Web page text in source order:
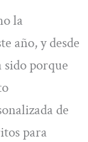
la
año, y desde
sido porque
de
para